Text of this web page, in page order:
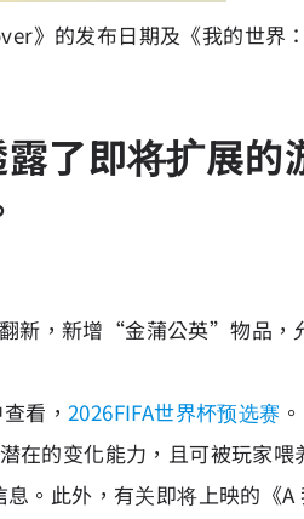
》的发布日期及《我的世界
了即将扩展的
新，新增“金蒲公英”物品，
看，2026FIFA世界杯预选赛 。
在的变化能力，且可被玩家喂
。此外，有关即将上映的《A